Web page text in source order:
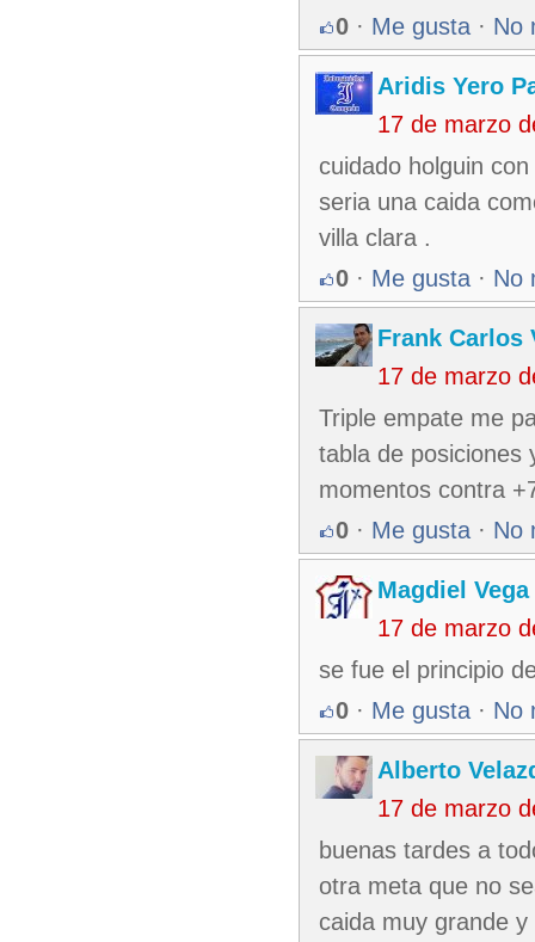
0 · Me gusta · No
Aridis Yero
17 de marzo
cuidado holguin
seria una caida
villa clara .
0 · Me gusta · No
Frank Carlos
17 de marzo
Triple empate me
tabla de posiciones
momentos contra
0 · Me gusta · No
Magdiel Vega
17 de marzo
se fue el principio
0 · Me gusta · No
Alberto
17 de marzo
buenas tardes a
otra meta que no
caida muy grande